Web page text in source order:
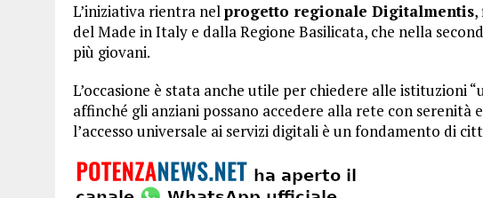
L’iniziativa rientra nelprogetto regionale Digitalmentis,
del Made in Italy e dalla Regione Basilicata, che nella
più giovani.
L’occasione è stata anche utile per chiedere alle istituzioni
affinché gli anziani possano accedere alla rete con serenità
l’accesso universale ai servizi digitali è un fondamento di